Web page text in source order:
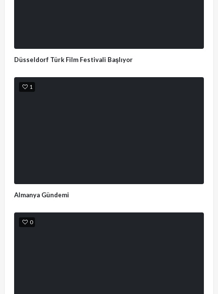
Düsseldorf Türk Film Festivali Başlıyor
1
Almanya Gündemi
0